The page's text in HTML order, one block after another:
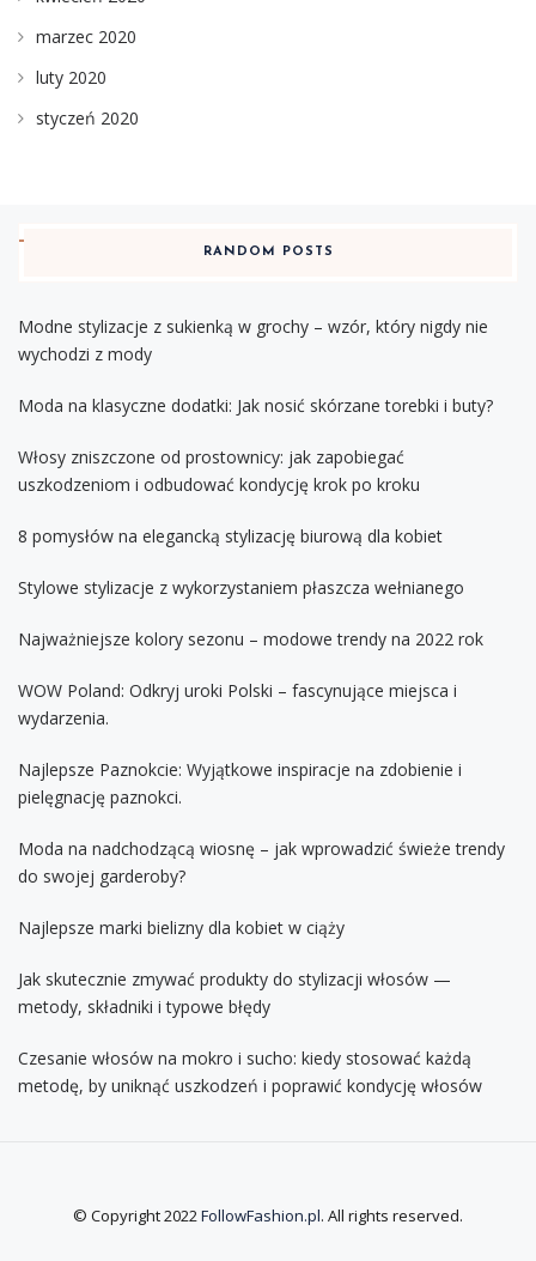
marzec 2020
luty 2020
styczeń 2020
RANDOM POSTS
Modne stylizacje z sukienką w grochy – wzór, który nigdy nie
wychodzi z mody
Moda na klasyczne dodatki: Jak nosić skórzane torebki i buty?
Włosy zniszczone od prostownicy: jak zapobiegać
uszkodzeniom i odbudować kondycję krok po kroku
8 pomysłów na elegancką stylizację biurową dla kobiet
Stylowe stylizacje z wykorzystaniem płaszcza wełnianego
Najważniejsze kolory sezonu – modowe trendy na 2022 rok
WOW Poland: Odkryj uroki Polski – fascynujące miejsca i
wydarzenia.
Najlepsze Paznokcie: Wyjątkowe inspiracje na zdobienie i
pielęgnację paznokci.
Moda na nadchodzącą wiosnę – jak wprowadzić świeże trendy
do swojej garderoby?
Najlepsze marki bielizny dla kobiet w ciąży
Jak skutecznie zmywać produkty do stylizacji włosów —
metody, składniki i typowe błędy
Czesanie włosów na mokro i sucho: kiedy stosować każdą
metodę, by uniknąć uszkodzeń i poprawić kondycję włosów
© Copyright 2022FollowFashion.pl. All rights reserved.